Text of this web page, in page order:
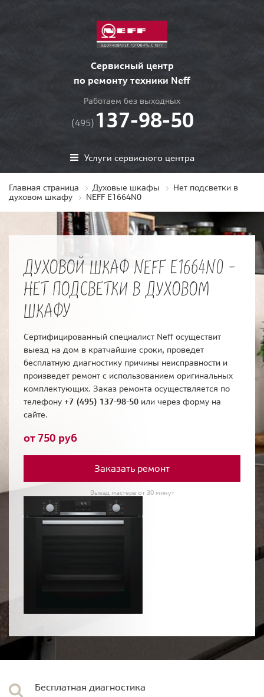
Сервисный центр
по ремонту техники Neff
Работаем без выходных
(495) 137-98-50
Услуги сервисного центра
Главная страница Духовые шкафы
Нет подсветки в
духовом шкафу
NEFF E1664N0
ДУХОВОЙ ШКАФ NEFF E1664N0 -
НЕТ ПОДСВЕТКИ В ДУХОВОМ
ШКАФУ
Сертифицированный специалист Neff осуществит
выезд на дом в кратчайшие сроки, проведет
бесплатную диагностику причины неисправности и
произведет ремонт с использованием оригинальных
комплектующих. Заказ ремонта осуществляется по
телефону +7 (495) 137-98-50 или через форму на
сайте.
от 750 руб
Заказать ремонт
Выезд мастера от 30 минут
Бесплатная диагностика